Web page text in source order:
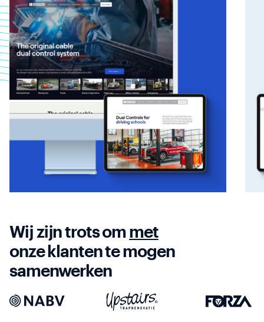
Wij zijn trots ommet
onze klanten te mogen
samenwerken